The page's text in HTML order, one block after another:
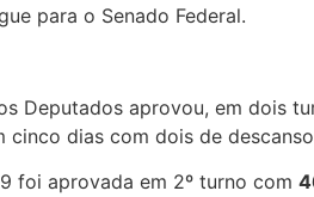
para o Senado Federal.
Deputados aprovou, em dois
cinco dias com dois de
foi aprovada em 2º turno com